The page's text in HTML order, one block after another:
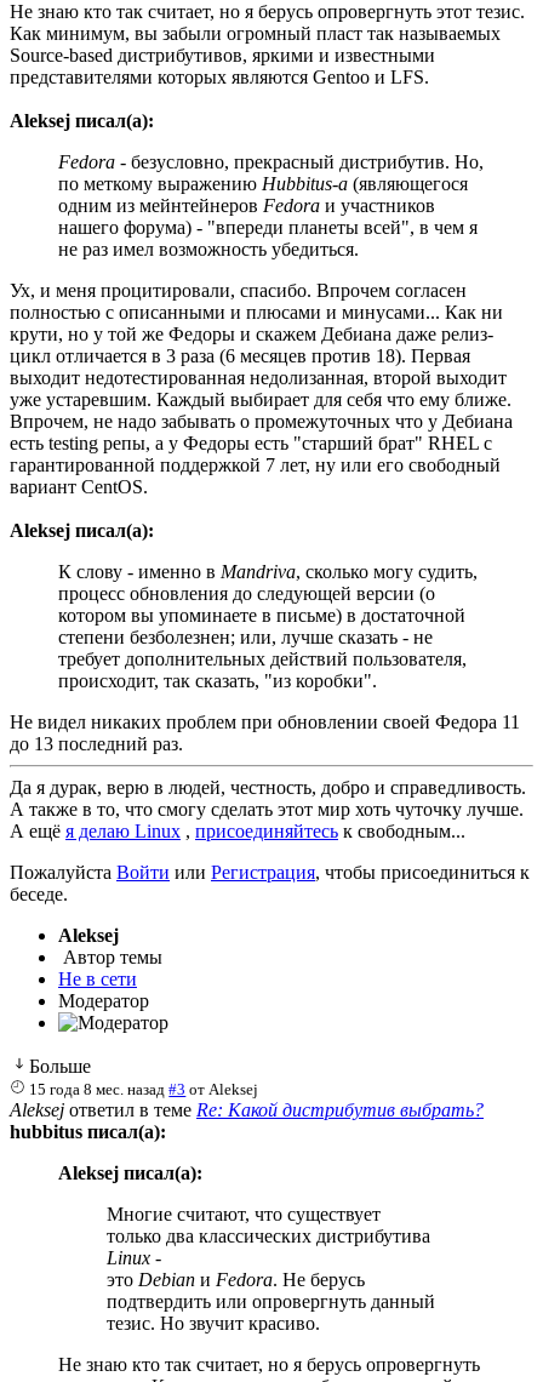
Не знаю кто так считает, но я берусь опровергнуть этот тезис.
Как минимум, вы забыли огромный пласт так называемых
Source-based дистрибутивов, яркими и известными
представителями которых являются Gentoo и LFS.
Aleksej писал(а):
Fedora - безусловно, прекрасный дистрибутив. Но,
по меткому выражению Hubbitus-a (являющегося
одним из мейнтейнеров Fedora и участников
нашего форума) - "впереди планеты всей", в чем я
не раз имел возможность убедиться.
Ух, и меня процитировали, спасибо. Впрочем согласен
полностью с описанными и плюсами и минусами... Как ни
крути, но у той же Федоры и скажем Дебиана даже релиз-
цикл отличается в 3 раза (6 месяцев против 18). Первая
выходит недотестированная недолизанная, второй выходит
уже устаревшим. Каждый выбирает для себя что ему ближе.
Впрочем, не надо забывать о промежуточных что у Дебиана
есть testing репы, а у Федоры есть "старший брат" RHEL с
гарантированной поддержкой 7 лет, ну или его свободный
вариант CentOS.
Aleksej писал(а):
К слову - именно в Mandriva, сколько могу судить,
процесс обновления до следующей версии (о
котором вы упоминаете в письме) в достаточной
степени безболезнен; или, лучше сказать - не
требует дополнительных действий пользователя,
происходит, так сказать, "из коробки".
Не видел никаких проблем при обновлении своей Федора 11
до 13 последний раз.
Да я дурак, верю в людей, честность, добро и справедливость.
А также в то, что смогу сделать этот мир хоть чуточку лучше.
А ещё я делаю Linux , присоединяйтесь к свободным...
Пожалуйста Войти или Регистрация, чтобы присоединиться к
беседе.
Aleksej
Автор темы
Не в сети
Модератор
Больше
15 года 8 мес. назад #3 отAleksej
Aleksej ответил в теме Re: Какой дистрибутив выбрать?
hubbitus писал(а):
Aleksej писал(а):
Многие считают, что существует
только два классических дистрибутива
Linux -
это Debian и Fedora. Не берусь
подтвердить или опровергнуть данный
тезис. Но звучит красиво.
Не знаю кто так считает, но я берусь опровергнуть